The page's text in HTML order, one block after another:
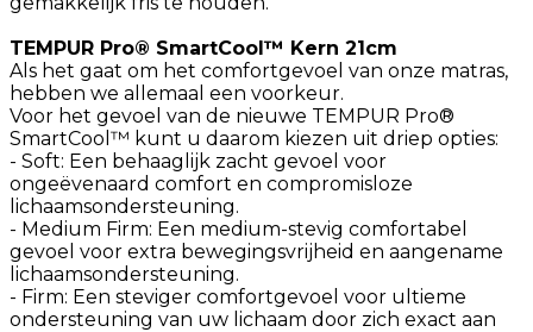
TEMPUR Pro® SmartCool™ Kern 21cm
Als het gaat om het comfortgevoel van onze matras,
hebben we allemaal een voorkeur.
Voor het gevoel van de nieuwe TEMPUR Pro®
SmartCool™ kunt u daarom kiezen uit driep opties:
- Soft: Een behaaglijk zacht gevoel voor
ongeëvenaard comfort en compromisloze
lichaamsondersteuning.
- Medium Firm: Een medium-stevig comfortabel
gevoel voor extra bewegingsvrijheid en aangename
lichaamsondersteuning.
- Firm: Een steviger comfortgevoel voor ultieme
ondersteuning van uw lichaam door zich exact aan